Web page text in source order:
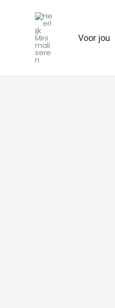
Voor jou